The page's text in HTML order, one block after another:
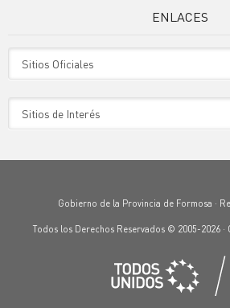
ENLACES
Gobierno de la Provincia de Formosa ·
Todos los Derechos Reservados © 2005-2026 ·